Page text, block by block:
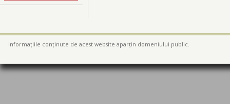
Informațiile conținute de acest website aparțin domeniului public.